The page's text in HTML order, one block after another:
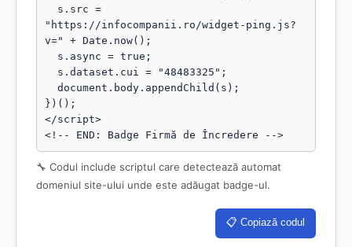
"https://infocompanii.ro/widget-ping.js?
v=" + Date.now();
})();
</script>
<!-- END: Badge Firmă de Încredere -->
🔧 Codul include scriptul care detectează automat
domeniul site-ului unde este adăugat badge-ul.
📋 Copiază codul